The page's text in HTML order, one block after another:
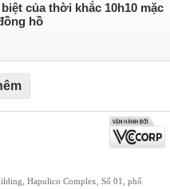
của thời khắc 10h10 mặc
hồ
Hapulico Complex, Số 01, phố